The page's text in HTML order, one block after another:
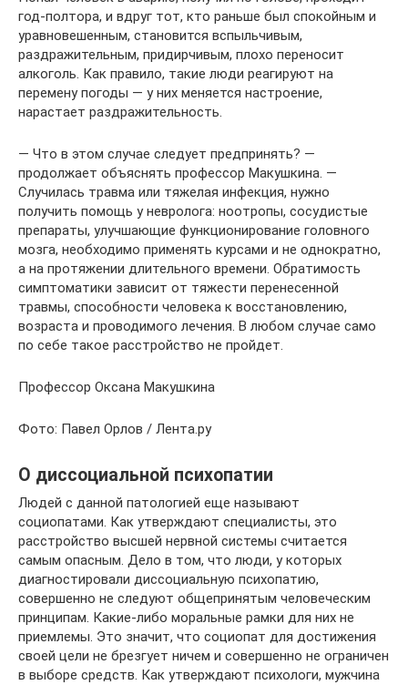
год-полтора, и вдруг тот, кто раньше был спокойным и
уравновешенным, становится вспыльчивым,
раздражительным, придирчивым, плохо переносит
алкоголь. Как правило, такие люди реагируют на
перемену погоды — у них меняется настроение,
нарастает раздражительность.
— Что в этом случае следует предпринять? —
продолжает объяснять профессор Макушкина. —
Случилась травма или тяжелая инфекция, нужно
получить помощь у невролога: ноотропы, сосудистые
препараты, улучшающие функционирование головного
мозга, необходимо применять курсами и не однократно,
а на протяжении длительного времени. Обратимость
симптоматики зависит от тяжести перенесенной
травмы, способности человека к восстановлению,
возраста и проводимого лечения. В любом случае само
по себе такое расстройство не пройдет.
Профессор Оксана Макушкина
Фото: Павел Орлов / Лента.ру
О диссоциальной психопатии
Людей с данной патологией еще называют
социопатами. Как утверждают специалисты, это
расстройство высшей нервной системы считается
самым опасным. Дело в том, что люди, у которых
диагностировали диссоциальную психопатию,
совершенно не следуют общепринятым человеческим
принципам. Какие-либо моральные рамки для них не
приемлемы. Это значит, что социопат для достижения
своей цели не брезгует ничем и совершенно не ограничен
в выборе средств. Как утверждают психологи, мужчина